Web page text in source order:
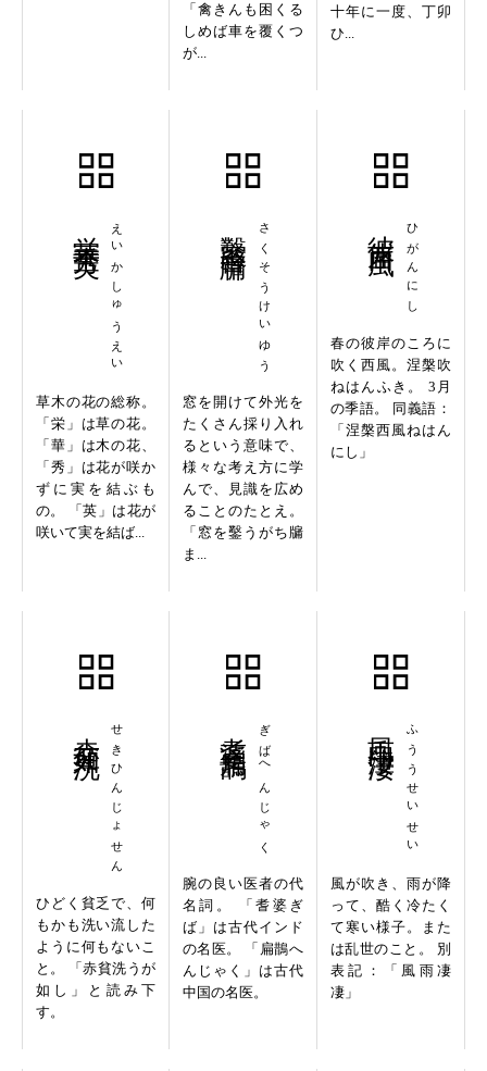
「禽きんも困くる
しめば車を覆くつ
が...
十年に一度、丁卯
ひ...
えいかしゅうえい
草木の花の総称。
「栄」は草の花。
「華」は木の花、
「秀」は花が咲か
ずに実を結ぶも
の。 「英」は花が
咲いて実を結ば...
さくそうけいゆう
窓を開けて外光を
たくさん採り入れ
るという意味で、
様々な考え方に学
んで、見識を広め
ることのたとえ。
「窓を鑿うがち牖
ま...
ひがんにし
春の彼岸のころに
吹く西風。涅槃吹
ねはんふき。 3月
の季語。 同義語：
「涅槃西風ねはん
にし」
せきひんじょせん
ひどく貧乏で、何
もかも洗い流した
ように何もないこ
と。 「赤貧洗うが
如し」と読み下
す。
ぎばへんじゃく
腕の良い医者の代
名詞。 「耆婆ぎ
ば」は古代インド
の名医。 「扁鵲へ
んじゃく」は古代
中国の名医。
ふううせいせい
風が吹き、雨が降
って、酷く冷たく
て寒い様子。また
は乱世のこと。 別
表記：「風雨凄
凄」